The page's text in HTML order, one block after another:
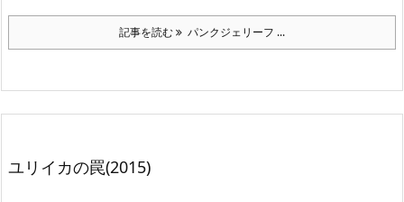
記事を読む パンクジェリーフ ...
ユリイカの罠(2015)